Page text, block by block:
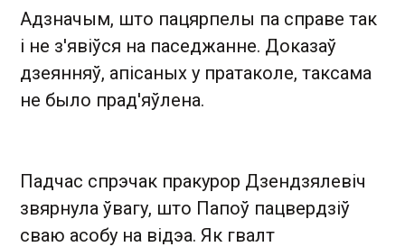
Адзначым, што пацярпелы па справе так
і не з'явіўся на паседжанне. Доказаў
дзеянняў, апісаных у пратаколе, таксама
не было прад'яўлена.
Падчас спрэчак пракурор Дзендзялевіч
звярнула ўвагу, што Папоў пацвердзіў
сваю асобу на відэа. Як гвалт